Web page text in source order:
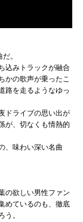
。
込みトラックが融合
かの歌声が乗ったこ
路を走るようなゆっ
ドライブの思い出が
が、切なくも情熱的
、味わい深い名曲
の欲しい男性ファン
めているのも、徹底
う。